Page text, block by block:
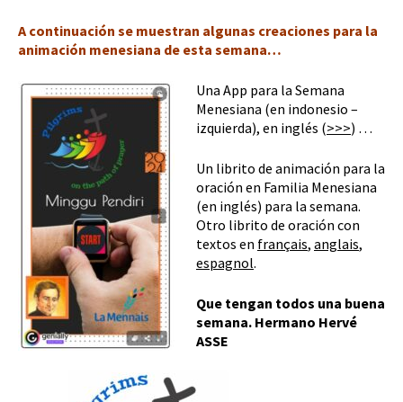
A continuación se muestran algunas creaciones para la
animación menesiana de esta semana…
Una App para la Semana
Menesiana (en indonesio –
izquierda), en inglés (>>>) …
Un librito de animación para la
oración en Familia Menesiana
(en inglés) para la semana.
Otro librito de oración con
textos en français, anglais,
espagnol.
Que tengan todos una buena
semana. Hermano Hervé
ASSE